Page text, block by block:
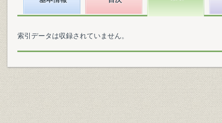
索引データは収録されていません。